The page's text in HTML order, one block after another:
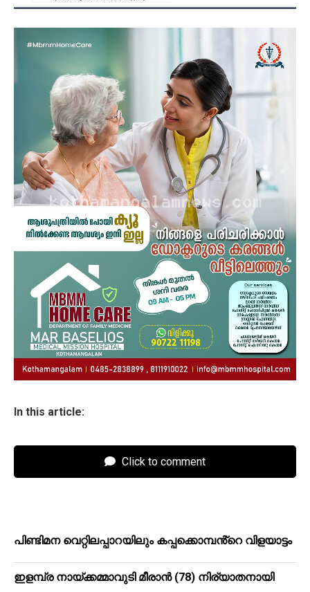
In this article:
Click to comment
പിണ്ടിമന വെറ്റിലപ്പാറയിലും കപ്പക്കൊമ്പൻ്റെ വിളയാട്ടം
ഇളമ്പ്ര നായ്ക്കമ്മാവുടി മീരാൻ (78) നിര്യാതനായി